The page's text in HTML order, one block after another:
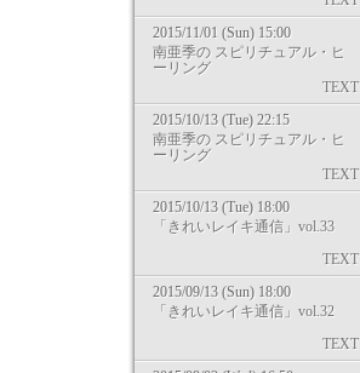
2015/11/01 (Sun) 15:00
南亜季の スピリチュアル・ヒ
ーリング
TEXT
2015/10/13 (Tue) 22:15
南亜季の スピリチュアル・ヒ
ーリング
TEXT
2015/10/13 (Tue) 18:00
「きれいレイキ通信」vol.33
TEXT
2015/09/13 (Sun) 18:00
「きれいレイキ通信」vol.32
TEXT